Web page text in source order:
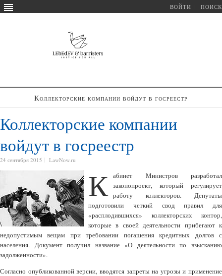
ВОЙТИ ПОИСК
Коллекторские компании войдут в госреестр
Коллекторские компании
войдут в госреестр
24 сентября 2015 LawNow.ru
К абинет Министров разработал
законопроект, который регулирует
работу коллекторов. Депутаты
подготовили четкий свод правил для
«расплодившихся» коллекторских контор,
которые в своей деятельности прибегают к
недопустимым вещам при требовании погашения кредитных долгов с
населения. Документ получил название «О деятельности по взысканию
задолженности».
Согласно опубликованной версии, вводятся запреты на угрозы и применение